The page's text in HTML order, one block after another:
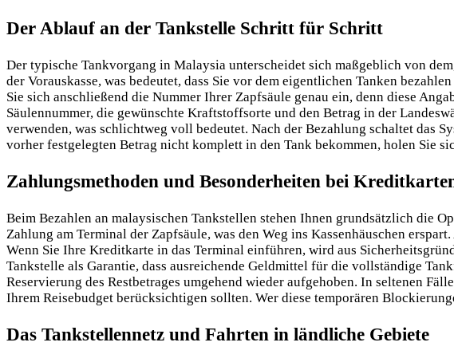
Der Ablauf an der Tankstelle Schritt für Schritt
Der typische Tankvorgang in Malaysia unterscheidet sich maßgeblich von
der Vorauskasse, was bedeutet, dass Sie vor dem eigentlichen Tanken
Sie sich anschließend die Nummer Ihrer Zapfsäule genau ein, denn diese
Säulennummer, die gewünschte Kraftstoffsorte und den Betrag in der
verwenden, was schlichtweg voll bedeutet. Nach der Bezahlung schaltet das
vorher festgelegten Betrag nicht komplett in den Tank bekommen, holen Sie
Zahlungsmethoden und Besonderheiten bei
Beim Bezahlen an malaysischen Tankstellen stehen Ihnen grundsätzlich die
Zahlung am Terminal der Zapfsäule, was den Weg ins Kassenhäuschen
Wenn Sie Ihre Kreditkarte in das Terminal einführen, wird aus
Tankstelle als Garantie, dass ausreichende Geldmittel für die vollständige
Reservierung des Restbetrages umgehend wieder aufgehoben. In seltenen
Ihrem Reisebudget berücksichtigen sollten. Wer diese temporären
Das Tankstellennetz und Fahrten in ländliche Gebiete